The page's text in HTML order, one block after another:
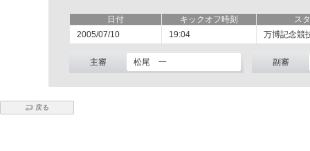
日付 キックオフ時刻
ス
2005/07/10
19:04 万博記念競
主審 松尾 一 副審
戻る